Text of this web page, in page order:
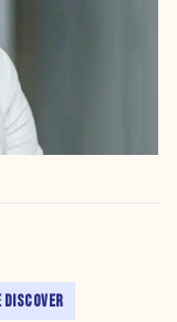
DISCOVER